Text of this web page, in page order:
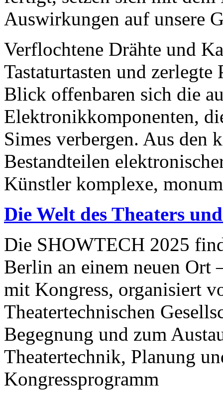
Auswirkungen auf unsere
Verflochtene Drähte und
Tastaturtasten und
Blick offenbaren sich die
Elektronikkomponenten,
Simes verbergen. Aus den
Bestandteilen
Künstler komplexe,
Die Welt des Theaters
Die SHOWTECH 2025
Berlin an einem neuen Ort
mit Kongress, organisiert
Theatertechnischen
Begegnung und zum
Theatertechnik, Planung
Kongressprogramm